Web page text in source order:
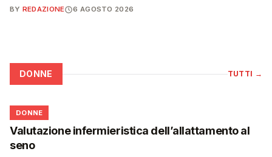
BY REDAZIONE 6 AGOSTO 2026
DONNE TUTTI →
🌸
DONNE
Valutazione infermieristica dell’allattamento al
seno